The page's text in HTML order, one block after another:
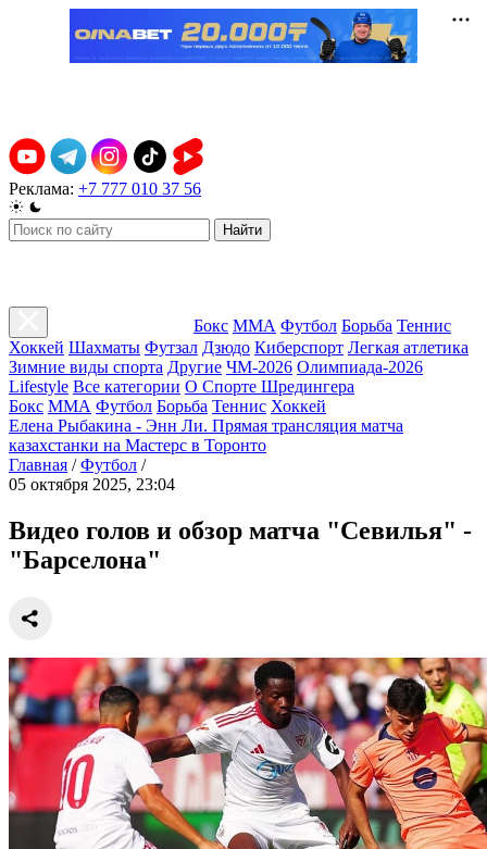
Реклама: +7 777 010 37 56
Найти
Бокс ММА Футбол Борьба Теннис
Хоккей Шахматы Футзал Дзюдо Киберспорт Легкая атлетика
Зимние виды спорта Другие ЧМ-2026 Олимпиада-2026
Lifestyle Все категории О Спорте Шредингера
Бокс ММА Футбол Борьба Теннис Хоккей
Елена Рыбакина - Энн Ли. Прямая трансляция матча
казахстанки на Мастерс в Торонто
Главная / Футбол /
05 октября 2025, 23:04
Видео голов и обзор матча "Севилья" -
"Барселона"